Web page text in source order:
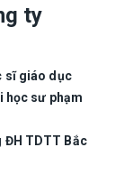
ty
sĩ giáo dục
học sư phạm
ĐH TDTT Bắc